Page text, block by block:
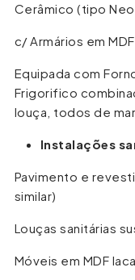
Cerâmico (tipo
c/ Armários em
Equipada com
Frigorifico
louça, todos de
Instalações
Pavimento e
similar)
Louças sanitárias
Móveis em MDF